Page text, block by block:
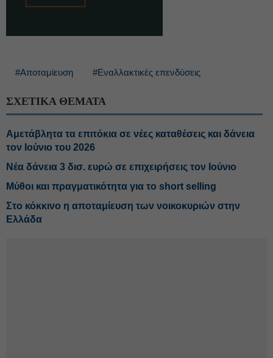
#Αποταμίευση #Εναλλακτικές επενδύσεις
ΣΧΕΤΙΚΑ ΘΕΜΑΤΑ
Αμετάβλητα τα επιτόκια σε νέες καταθέσεις και δάνεια
τον Ιούνιο του 2026
Νέα δάνεια 3 δισ. ευρώ σε επιχειρήσεις τον Ιούνιο
Μύθοι και πραγματικότητα για το short selling
Στο κόκκινο η αποταμίευση των νοικοκυριών στην
Ελλάδα